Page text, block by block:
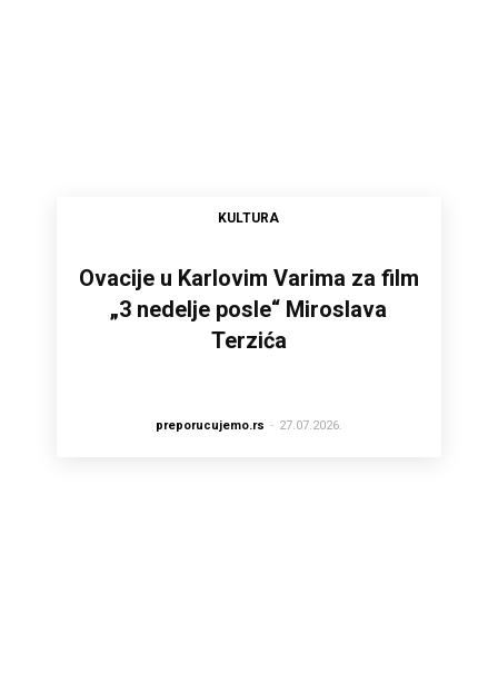
KULTURA
Ovacije u Karlovim Varima za film
„3 nedelje posle“ Miroslava
Terzića
preporucujemo.rs - 27.07.2026.